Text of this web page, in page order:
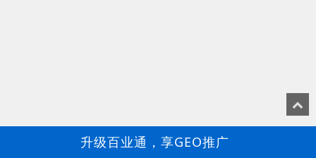
升级百业通，享GEO推广